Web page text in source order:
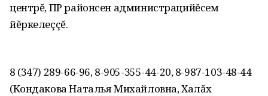
центрĕ, ПР районсен администрацийĕсем
йĕркелеççĕ.
8 (347) 289-66-96, 8-905-355-44-20, 8-987-103-48-44
(Кондакова Наталья Михайловна, Халăх